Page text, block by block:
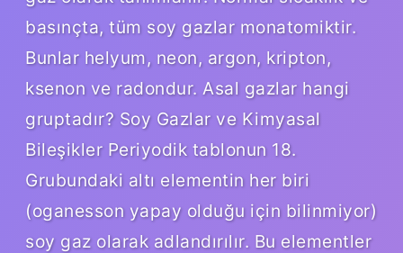
basınçta, tüm soy gazlar monatomiktir.
Bunlar helyum, neon, argon, kripton,
ksenon ve radondur. Asal gazlar hangi
gruptadır? Soy Gazlar ve Kimyasal
Bileşikler Periyodik tablonun 18.
Grubundaki altı elementin her biri
(oganesson yapay olduğu için bilinmiyor)
soy gaz olarak adlandırılır. Bu elementler